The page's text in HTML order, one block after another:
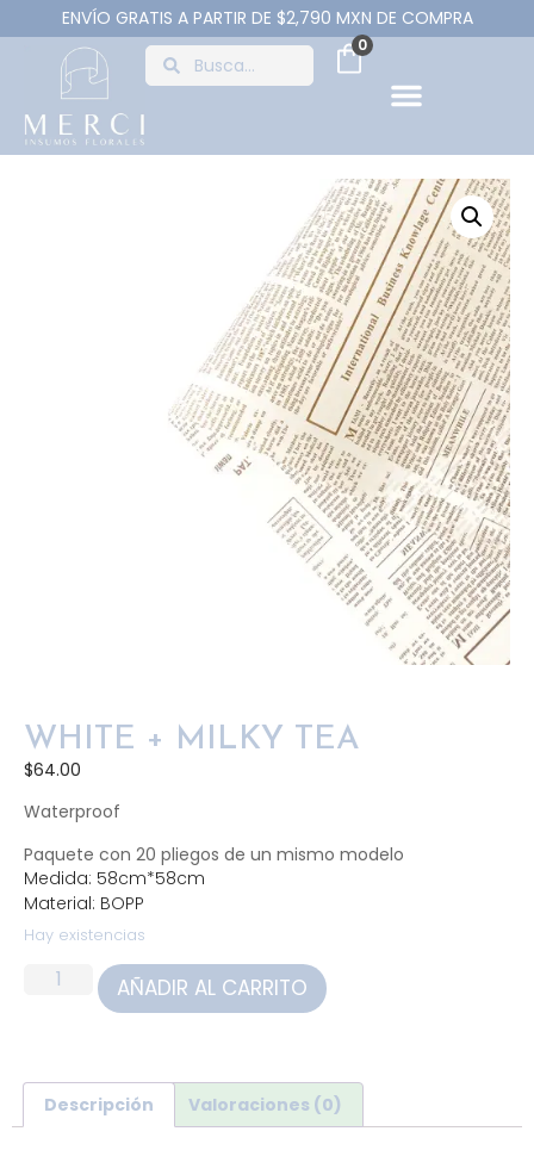
ENVÍO GRATIS A PARTIR DE $2,790 MXN DE COMPRA
0
WHITE + MILKY TEA
$64.00
Waterproof
Paquete con 20 pliegos de un mismo modelo
Medida: 58cm*58cm
Material: BOPP
Hay existencias
AÑADIR AL CARRITO
Descripción Valoraciones (0)